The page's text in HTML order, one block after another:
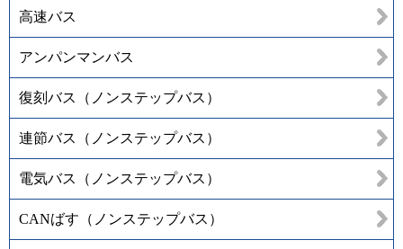
高速バス
アンパンマンバス
復刻バス（ノンステップバス）
連節バス（ノンステップバス）
電気バス（ノンステップバス）
CANばす（ノンステップバス）